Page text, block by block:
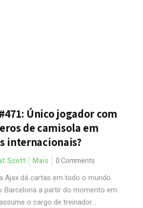
Único jogador com
de camisola em
internacionais?
Scott Mais 0 Comments
Ajax dá cartas em todo o mundo.
Barcelona a partir do momento em
o cargo de treinador...